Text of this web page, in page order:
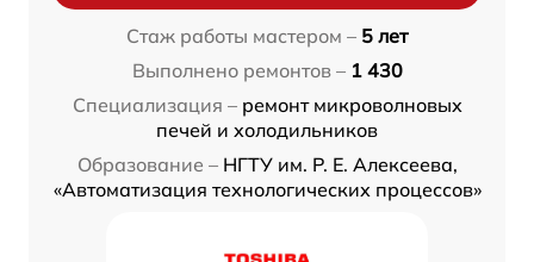
Стаж работы мастером – 5 лет
Выполнено ремонтов – 1 430
Специализация – ремонт микроволновых
печей и холодильников
Образование – НГТУ им. Р. Е. Алексеева,
«Автоматизация технологических процессов»